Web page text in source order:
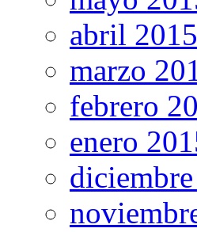
abril 2015
marzo
febrero
enero